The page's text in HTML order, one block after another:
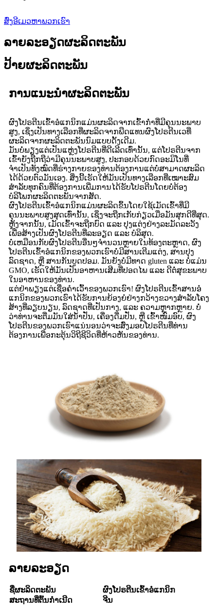
ສົ່ງອີເມວຫາພວກເຮົາ
ລາຍລະອຽດຜະລິດຕະພັນ
ປ້າຍຜະລິດຕະພັນ
ການແນະນຳຜະລິດຕະພັນ
ຜົງໂປຣຕີນເຂົ້າອໍແກນິກແມ່ນຜະລິດຈາກເຂົ້າກ່ຳທີ່ມີຄຸນນະພາບ
ສູງ, ເຊິ່ງເປັນທາງເລືອກທີ່ຜະລິດຈາກພືດແທນຜົງໂປຣຕີນເວທີ່
ຜະລິດຈາກຜະລິດຕະພັນນົມແບບດັ້ງເດີມ.
ມັນບໍ່ພຽງແຕ່ເປັນແຫຼ່ງໂປຣຕີນທີ່ດີເລີດເທົ່ານັ້ນ, ແຕ່ໂປຣຕີນຈາກ
ເຂົ້າຍັງຖືກຖືວ່າມີຄຸນນະພາບສູງ, ປະກອບດ້ວຍກົດອະມິໂນທີ່
ຈຳເປັນທັງໝົດທີ່ຮ່າງກາຍຂອງທ່ານຕ້ອງການແຕ່ບໍ່ສາມາດຜະລິດ
ໄດ້ດ້ວຍຕົວມັນເອງ. ສິ່ງນີ້ເຮັດໃຫ້ມັນເປັນທາງເລືອກທີ່ເໝາະສົມ
ສຳລັບທຸກຄົນທີ່ຕ້ອງການເພີ່ມການໄດ້ຮັບໂປຣຕີນໂດຍບໍ່ຕ້ອງ
ບໍລິໂພກຜະລິດຕະພັນຈາກສັດ.
ຜົງໂປຣຕີນເຂົ້າອໍແກນິກແມ່ນຜະລິດຂຶ້ນໂດຍໃຊ້ເມັດເຂົ້າທີ່ມີ
ຄຸນນະພາບສູງສຸດເທົ່ານັ້ນ, ເຊິ່ງຈະຖືກເກັບກ່ຽວເມື່ອມັນສຸກດີທີ່ສຸດ.
ຫຼັງຈາກນັ້ນ, ເມັດເຂົ້າຈະຖືກບົດ ແລະ ປຸງແຕ່ງຢ່າງລະມັດລະວັງ
ເພື່ອສ້າງເປັນຜົງໂປຣຕີນທີ່ລະອຽດ ແລະ ບໍລິສຸດ.
ບໍ່ເຫມືອນກັບຜົງໂປຣຕີນອື່ນໆຈໍານວນຫຼາຍໃນທ້ອງຕະຫຼາດ, ຜົງ
ໂປຣຕີນເຂົ້າອໍແກນິກຂອງພວກເຮົາບໍ່ມີສານເຕີມແຕ່ງ, ສານປຸງ
ລົດຊາດ, ຫຼື ສານກັນບູດປອມ. ມັນຍັງບໍ່ມີທາດ gluten ແລະ ບໍ່ແມ່ນ
GMO, ເຮັດໃຫ້ມັນເປັນອາຫານເສີມທີ່ປອດໄພ ແລະ ດີຕໍ່ສຸຂະພາບ
ໃນອາຫານຂອງທ່ານ.
ແຕ່ຢ່າພຽງແຕ່ເຊື່ອຄຳເວົ້າຂອງພວກເຮົາ! ຜົງໂປຣຕີນເຂົ້າສານອໍ
ແກນິກຂອງພວກເຮົາໄດ້ຮັບການຍ້ອງຍໍຢ່າງກວ້າງຂວາງສຳລັບໂຄງ
ສ້າງທີ່ລຽບນຽນ, ລົດຊາດທີ່ເປັນກາງ, ແລະ ຄວາມຫຼາກຫຼາຍ. ບໍ່
ວ່າທ່ານຈະຕື່ມມັນໃສ່ນ້ຳປັ່ນ, ເຄື່ອງດື່ມປັ່ນ, ຫຼື ເຂົ້າໜົມອົບ, ຜົງ
ໂປຣຕີນຂອງພວກເຮົາແນ່ນອນວ່າຈະສົ່ງມອບໂປຣຕີນທີ່ທ່ານ
ຕ້ອງການເພື່ອກະຕຸ້ນວິຖີຊີວິດທີ່ຫ້າວຫັນຂອງທ່ານ.
ລາຍລະອຽດ
ຊື່ຜະລິດຕະພັນ
ຜົງໂປຣຕີນເຂົ້າອໍແກນິກ
ສະຖານທີ່ຕົ້ນກຳເນີດ
ຈີນ